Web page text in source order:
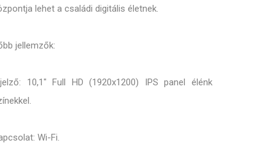
lehet a családi digitális életnek.
jellemzők:
10,1" Full HD (1920x1200) IPS panel élénk
Wi-Fi.